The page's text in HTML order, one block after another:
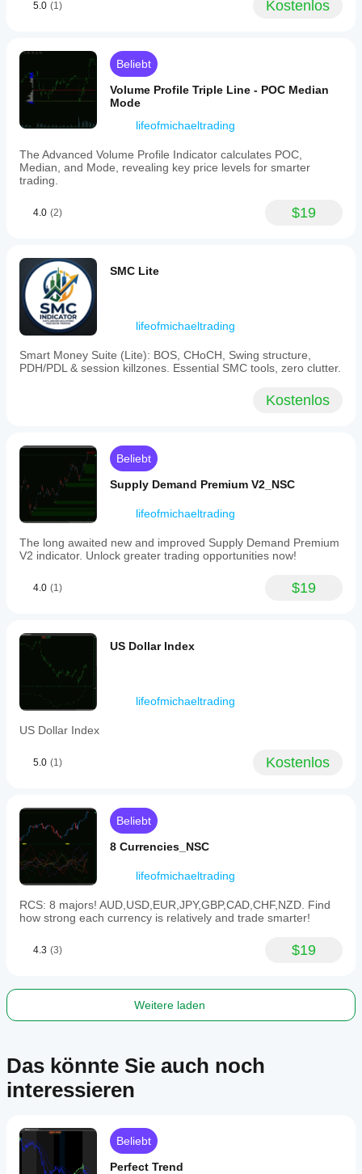
a
rate.
setups
can
be
and
independently,
with
all
in
panel.
Labels
can
be
anchored
to
either
of
the
tool
supports
various
markets
and
symbols
Forex
pairs
NZDUSD,
(BTCUSD),
indices
(NAS100),
commodities
(XAUUSD),
and
stocks.
aims
provide
visual
trade
planning
without
manual
calculations.
Indikatorprofil
5.0 (1) Kostenlos
Beliebt
Volume Profile Triple Line - POC Median
Mode
lifeofmichaeltrading
The Advanced Volume Profile Indicator calculates POC,
Median, and Mode, revealing key price levels for smarter
trading.
4.0 (2) $19
SMC Lite
lifeofmichaeltrading
Smart Money Suite (Lite): BOS, CHoCH, Swing structure,
PDH/PDL & session killzones. Essential SMC tools, zero clutter.
Kostenlos
Beliebt
Supply Demand Premium V2_NSC
lifeofmichaeltrading
The long awaited new and improved Supply Demand Premium
V2 indicator. Unlock greater trading opportunities now!
4.0 (1) $19
US Dollar Index
lifeofmichaeltrading
US Dollar Index
5.0 (1) Kostenlos
Beliebt
8 Currencies_NSC
lifeofmichaeltrading
RCS: 8 majors! AUD,USD,EUR,JPY,GBP,CAD,CHF,NZD. Find
how strong each currency is relatively and trade smarter!
4.3 (3) $19
Weitere laden
Das könnte Sie auch noch
interessieren
Beliebt
Perfect Trend